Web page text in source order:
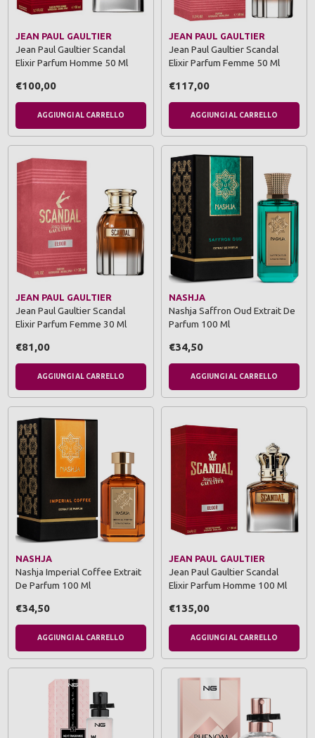
JEAN PAUL GAULTIER
Jean Paul Gaultier Scandal
Elixir Parfum Homme 50 Ml
€100,00
AGGIUNGI AL CARRELLO
JEAN PAUL GAULTIER
Jean Paul Gaultier Scandal
Elixir Parfum Femme 50 Ml
€117,00
AGGIUNGI AL CARRELLO
JEAN PAUL GAULTIER
Jean Paul Gaultier Scandal
Elixir Parfum Femme 30 Ml
€81,00
AGGIUNGI AL CARRELLO
NASHJA
Nashja Saffron Oud Extrait De
Parfum 100 Ml
€34,50
AGGIUNGI AL CARRELLO
NASHJA
Nashja Imperial Coffee Extrait
De Parfum 100 Ml
€34,50
AGGIUNGI AL CARRELLO
JEAN PAUL GAULTIER
Jean Paul Gaultier Scandal
Elixir Parfum Homme 100 Ml
€135,00
AGGIUNGI AL CARRELLO